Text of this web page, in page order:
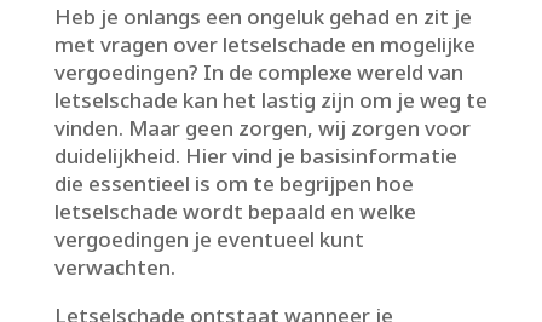
Heb je onlangs een ongeluk gehad en zit je
met vragen over letselschade en mogelijke
vergoedingen? In de complexe wereld van
letselschade kan het lastig zijn om je weg te
vinden.​ Maar geen zorgen, wij zorgen voor
duidelijkheid.​ Hier vind je basisinformatie
die essentieel is om te begrijpen hoe
letselschade wordt bepaald en welke
vergoedingen je eventueel kunt
verwachten.​
Letselschade ontstaat wanneer je